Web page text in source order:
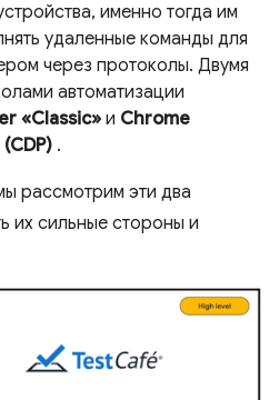
именно тогда им
удаленные команды для
через протоколы. Двумя
автоматизации
«Classic» и Chrome
.
рассмотрим эти два
их сильные стороны и